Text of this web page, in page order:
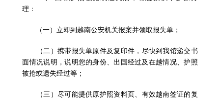
理：
（一）立即到越南公安机关报案并领取报失单；
（二）携带报失单原件及复印件，尽快到我馆递交书
面情况说明，说明您的身份、出国经过及在越情况、护照
被抢或遗失经过等；
（三）尽可能提供原护照资料页、有效越南签证的复